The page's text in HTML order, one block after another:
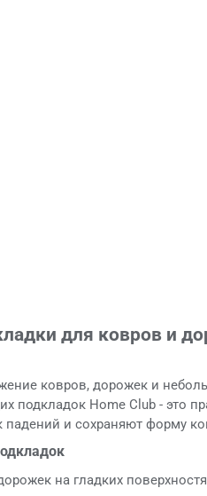
для ковров и
ковров, дорожек и
подкладок Home Club - это
и сохраняют форму
на гладких